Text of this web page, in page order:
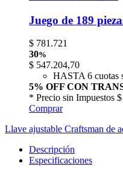
Juego de 189
$ 781.721
30%
$ 547.204,70
HASTA 6 cuotas
5% OFF CON
* Precio sin Impuestos
Comprar
Llave ajustable Craftsman de
Descripción
Especificaciones